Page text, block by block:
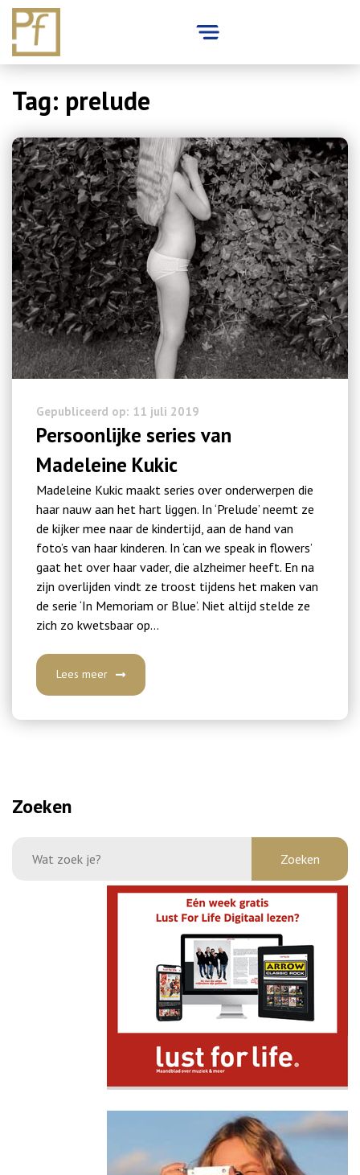
content
Tag: prelude
Gepubliceerd op: 11 juli 2019
Persoonlijke series van
Madeleine Kukic
Madeleine Kukic maakt series over onderwerpen die
haar nauw aan het hart liggen. In ‘Prelude’ neemt ze
de kijker mee naar de kindertijd, aan de hand van
foto’s van haar kinderen. In ‘can we speak in flowers’
gaat het over haar vader, die alzheimer heeft. En na
zijn overlijden vindt ze troost tijdens het maken van
de serie ‘In Memoriam or Blue’. Niet altijd stelde ze
zich zo kwetsbaar op…
Lees meer
Zoeken